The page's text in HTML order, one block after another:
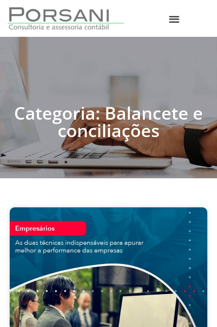
Categoria: Balancete e
conciliações